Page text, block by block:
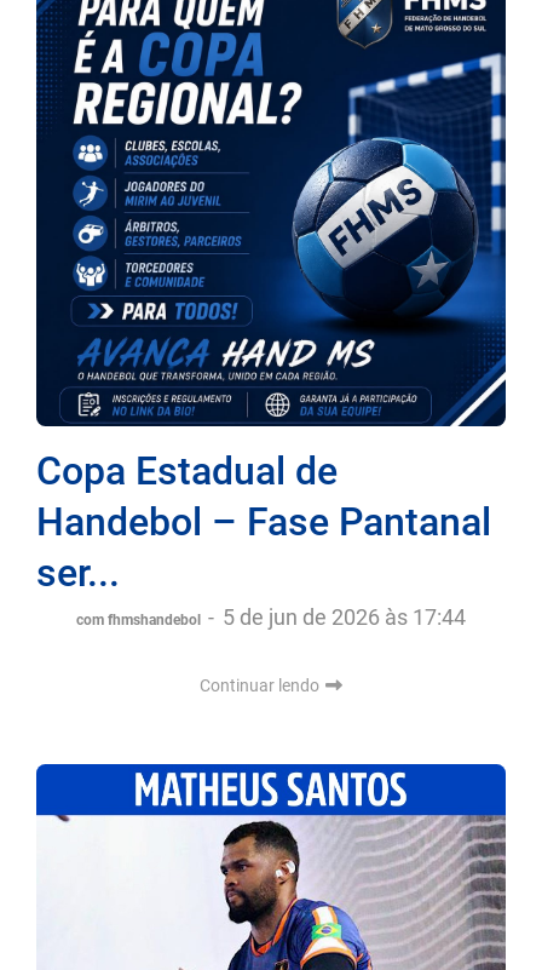
Copa Estadual de
Handebol – Fase Pantanal
ser...
com fhmshandebol - 5 de jun de 2026 às 17:44
Continuar lendo